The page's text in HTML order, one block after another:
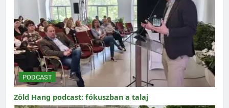
PODCAST
Zöld Hang podcast: fókuszban a talaj